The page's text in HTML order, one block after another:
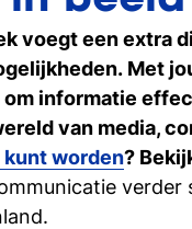
voegt een extra
Met
informatie
van media,
kunt worden?